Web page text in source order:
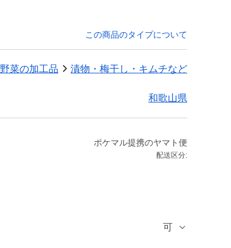
この商品のタイプについて
野菜の加工品 漬物・梅干し・キムチなど
和歌山県
ポケマル提携のヤマト便
配送区分:
可